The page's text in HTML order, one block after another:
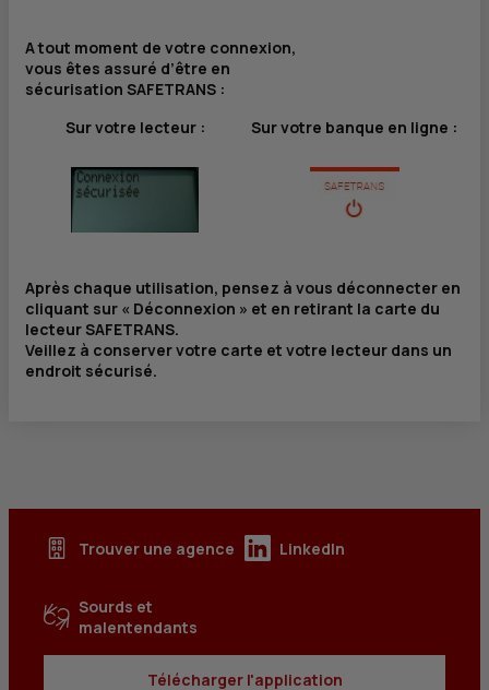
A tout moment de votre connexion,
vous êtes assuré d’être en
sécurisation SAFETRANS :
Sur votre lecteur :
Sur votre banque en ligne :
Après chaque utilisation, pensez à vous déconnecter en
cliquant sur « Déconnexion » et en retirant la carte du
lecteur SAFETRANS.
Veillez à conserver votre carte et votre lecteur dans un
endroit sécurisé.
Trouver une agence LinkedIn
Sourds et
malentendants
Télécharger l'application